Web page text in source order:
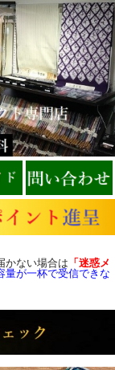
かない場合は 「迷惑メ
量が一杯で受信できな